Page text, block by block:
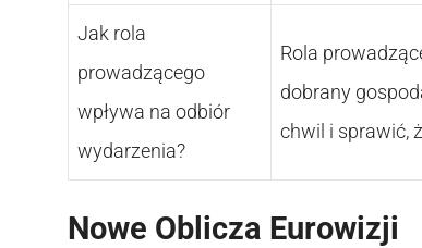
Jak rola
prowadzącego
wpływa na odbiór
wydarzenia?
Rola
dobrany
chwil i sprawić,
Nowe Oblicza Eurowizji